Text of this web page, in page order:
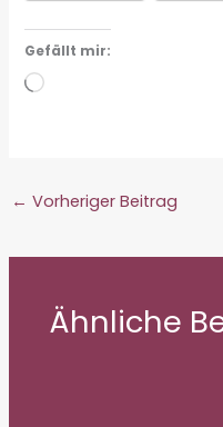
Gefällt mir:
Wird
← Vorheriger Beitrag
Ähnliche